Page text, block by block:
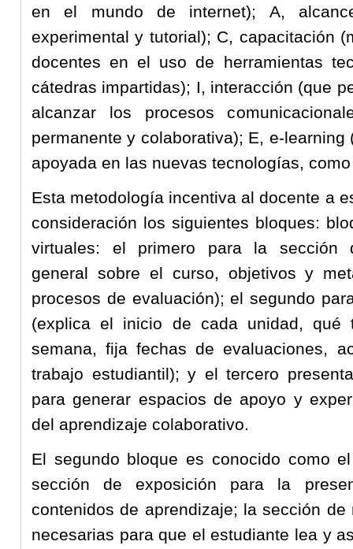
en el mundo de internet); A,
experimental y tutorial); C, capacitación
docentes en el uso de herramientas
cátedras impartidas); I, interacción (que
alcanzar los procesos
permanente y colaborativa); E, e-
apoyada en las nuevas tecnologías,
Esta metodología incentiva al docente a
consideración los siguientes bloques:
virtuales: el primero para la sección
general sobre el curso, objetivos y
procesos de evaluación); el segundo
(explica el inicio de cada unidad, qué
semana, fija fechas de evaluaciones,
trabajo estudiantil); y el tercero
para generar espacios de apoyo y
del aprendizaje colaborativo.
El segundo bloque es conocido como
sección de exposición para la
contenidos de aprendizaje; la sección
necesarias para que el estudiante lea y